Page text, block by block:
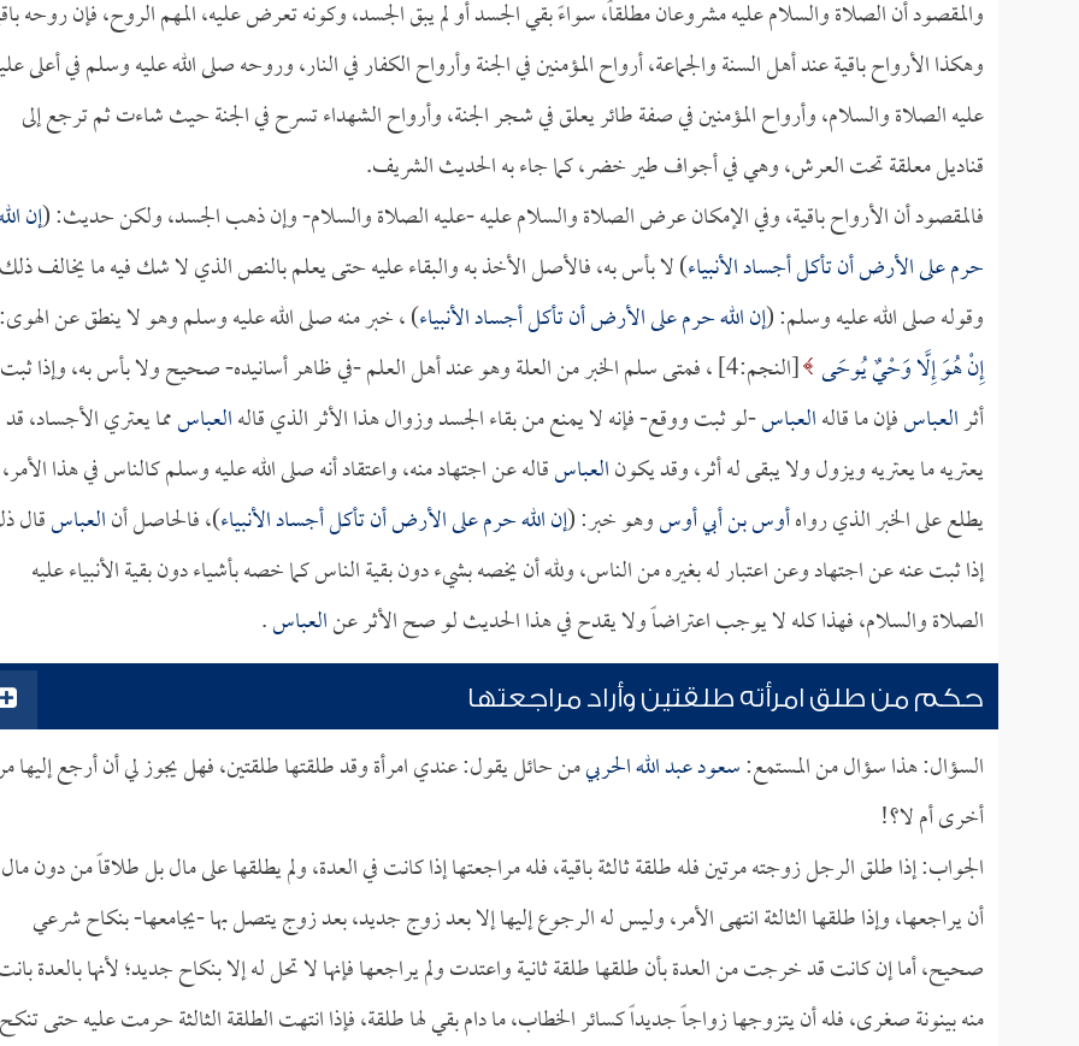
والمقصود أن الصلاة والسلام عليه مشروعان مطلقاً، سواءً بقي الجسد أو لم يبق الجسد، وكونه تعرض عليه، المهم الروح، فإن روحه
وهكذا الأرواح باقية عند أهل السنة والجماعة، أرواح المؤمنين في الجنة وأرواح الكفار في النار، وروحه صلى الله عليه وسلم في أعلى
عليه الصلاة والسلام، وأرواح المؤمنين في صفة طائر يعلق في شجر الجنة، وأرواح الشهداء تسرح في الجنة حيث شاءت ثم ترجع إلى
قناديل معلقة تحت العرش، وهي في أجواف طير خضر، كما جاء به الحديث الشريف.
فالمقصود أن الأرواح باقية، وفي الإمكان عرض الصلاة والسلام عليه -عليه الصلاة والسلام- وإن ذهب الجسد، ولكن حديث: (إن
حرم على الأرض أن تأكل أجساد الأنبياء) لا بأس به، فالأصل الأخذ به والبقاء عليه حتى يعلم بالنص الذي لا شك فيه ما يخالف
وقوله صلى الله عليه وسلم: (إن الله حرم على الأرض أن تأكل أجساد الأنبياء) ، خبر منه صلى الله عليه وسلم وهو لا ينطق عن الهوى:
إِنْ هُوَ إِلَّا وَحْيٌ يُوحَى
[النجم:4] ، فمتى سلم الخبر من العلة وهو عند أهل العلم -في ظاهر أسانيده- صحيح ولا بأس به، وإذا ثبت
أثرالعباسفإن ما قالهالعباس-لو ثبت ووقع- فإنه لا يمنع من بقاء الجسد وزوال هذا الأثر الذي قالهالعباسمما يعتري الأجساد، قد
يعتريه ما يعتريه ويزول ولا يبقى له أثر، وقد يكونالعباسقاله عن اجتهاد منه، واعتقاد أنه صلى الله عليه وسلم كالناس في هذا
يطلع على الخبر الذي رواهأوس بن أبي أوسوهو خبر: (إن الله حرم على الأرض أن تأكل أجساد الأنبياء)، فالحاصل أنالعباسقال
إذا ثبت عنه عن اجتهاد وعن اعتبار له بغيره من الناس، ولله أن يخصه بشيء دون بقية الناس كما خصه بأشياء دون بقية الأنبياء عليه
الصلاة والسلام، فهذا كله لا يوجب اعتراضاً ولا يقدح في هذا الحديث لو صح الأثر عنالعباس.
حكم من طلق امرأته طلقتين وأراد مراجعتها
السؤال: هذا سؤال من المستمع:سعود عبد الله الحربيمن حائل يقول: عندي امرأة وقد طلقتها طلقتين، فهل يجوز لي أن أرجع إليها
أخرى أم لا؟!
الجواب: إذا طلق الرجل زوجته مرتين فله طلقة ثالثة باقية، فله مراجعتها إذا كانت في العدة، ولم يطلقها على مال بل طلاقاً من دون
أن يراجعها، وإذا طلقها الثالثة انتهى الأمر، وليس له الرجوع إليها إلا بعد زوج جديد، بعد زوج يتصل بها -يجامعها- بنكاح شرعي
صحيح، أما إن كانت قد خرجت من العدة بأن طلقها طلقة ثانية واعتدت ولم يراجعها فإنها لا تحل له إلا بنكاح جديد؛ لأنها بالعدة
منه بينونة صغرى، فله أن يتزوجها زواجاً جديداً كسائر الخطاب، ما دام بقي لها طلقة، فإذا انتهت الطلقة الثالثة حرمت عليه حتى تنكح